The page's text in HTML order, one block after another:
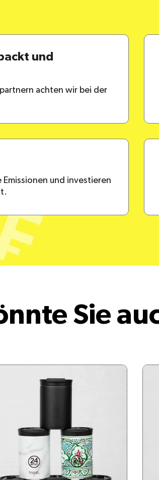
und
achten wir bei der
und investieren
Sie